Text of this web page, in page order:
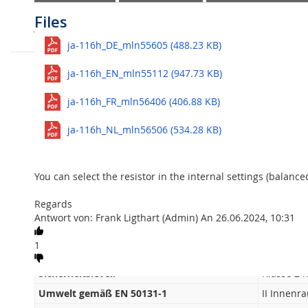
Jeder Eingang kann unabhängig voneinander als
normalerweise offen programmiert werden. Das
Manipulationsschalter eingesetzt werden.
Mit diesem Modul können Sie daher kabelgebundene
Diese BUS-Erweiterung ist adressierbar und belegt 16
Strom:
Standby-Verbrauch:
Stromversorgung der angeschlossenen
Detektoren:
max. 4×
Maße:
Sicherheitslevel:
Klasse 2
Umwelt gemäß EN 50131-1
II
Kundenbewertungen
FAQ
Kompatibilitätsübersicht
Categories: Installieren
Fragen
Alles sehen
Frage stellen
Hello, I found an article in your blog its possible to reuse
guide what resistors should be used? They are not
info/jablotron-ja-116h-wired-inputs/
Frage von: Michael An 26.06.2024, 00:37
You can select the resistor in the internal settings
Regards
Antwort von: Frank Ligthart (Admin) An 26.06.2024, 10:31
1
Files
ja-116h_DE_mln55605 (488.23 KB)
ja-116h_EN_mln55112 (947.73 KB)
ja-116h_FR_mln56406 (406.88 KB)
ja-116h_NL_mln56506 (534.28 KB)